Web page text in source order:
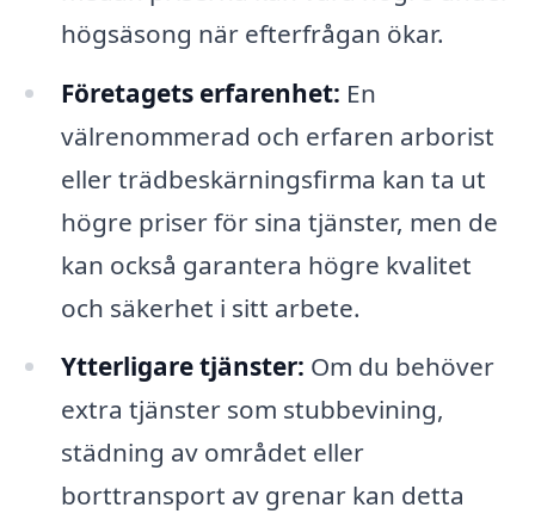
högsäsong när efterfrågan ökar.
Företagets erfarenhet: En
välrenommerad och erfaren arborist
eller trädbeskärningsfirma kan ta ut
högre priser för sina tjänster, men de
kan också garantera högre kvalitet
och säkerhet i sitt arbete.
Ytterligare tjänster: Om du behöver
extra tjänster som stubbevining,
städning av området eller
borttransport av grenar kan detta